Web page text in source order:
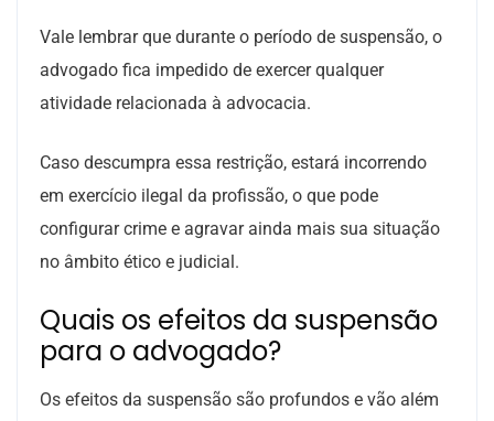
Vale lembrar que durante o período de suspensão, o
advogado fica impedido de exercer qualquer
atividade relacionada à advocacia.
Caso descumpra essa restrição, estará incorrendo
em exercício ilegal da profissão, o que pode
configurar crime e agravar ainda mais sua situação
no âmbito ético e judicial.
Quais os efeitos da suspensão
para o advogado?
Os efeitos da suspensão são profundos e vão além